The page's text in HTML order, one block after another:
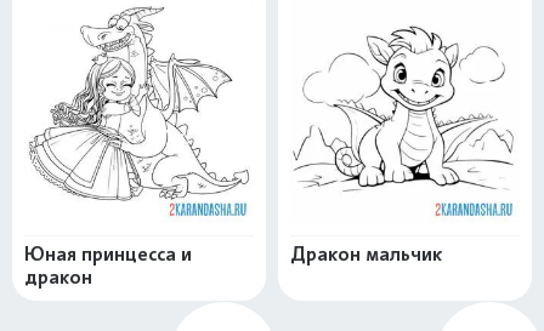
Юная принцесса и
дракон
Дракон мальчик